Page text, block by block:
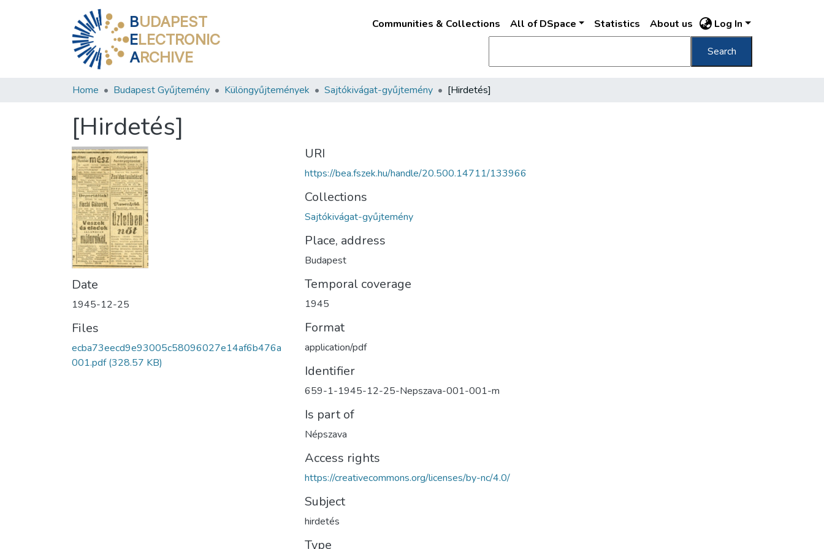
BUDAPEST
ELECTRONIC
ARCHIVE
Communities & Collections All of DSpace Statistics About us Log In
Search
Home Budapest Gyűjtemény Különgyűjtemények Sajtókivágat-gyűjtemény [Hirdetés]
[Hirdetés]
Date
1945-12-25
Files
ecba73eecd9e93005c58096027e14af6b476a
001.pdf(328.57 KB)
URI
https://bea.fszek.hu/handle/20.500.14711/133966
Collections
Sajtókivágat-gyűjtemény
Place, address
Budapest
Temporal coverage
1945
Format
application/pdf
Identifier
659-1-1945-12-25-Nepszava-001-001-m
Is part of
Népszava
Access rights
https://creativecommons.org/licenses/by-nc/4.0/
Subject
hirdetés
Type